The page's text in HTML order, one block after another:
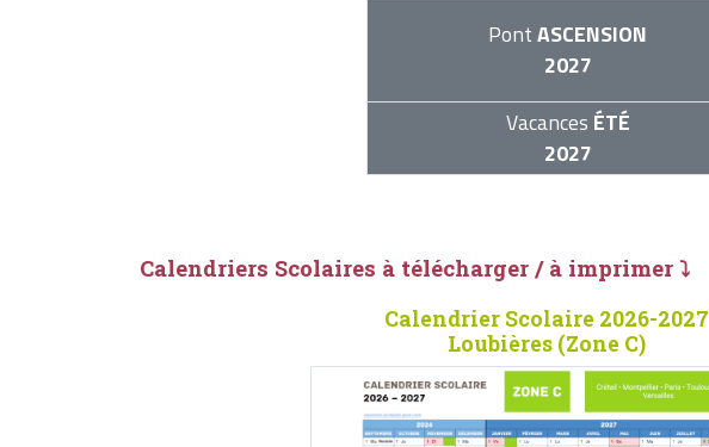
PontASCENSION
2027
Vacances ÉTÉ
2027
Calendriers Scolaires à télécharger / à imprimer ⤵
Calendrier Scolaire 2026-2027
Loubières (Zone C)